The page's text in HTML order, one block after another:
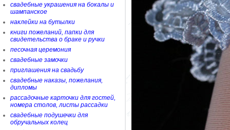
свадебные украшения на бокалы и
шампанское
наклейки на бутылки
книги пожеланий, папки для
свидетельства о браке и ручки
песочная церемония
свадебные замочки
приглашения на свадьбу
свадебные наказы, пожелания,
дипломы
рассадочные карточки для гостей,
номера столов, листы рассадки
свадебные подушечки для
обручальных колец